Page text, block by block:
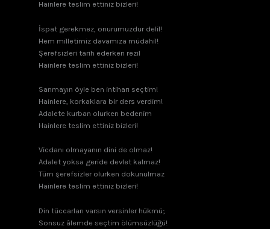
Hainlere teslim ettiniz bizleri!
İspat gerekmez, onurumuzdur delil!
Hem milletimiz davamıza müdahil!
Şerefsizleri tarih ederken rezil
Hainlere teslim ettiniz bizleri!
Sanmayın öyle ben intiharı seçtim!
Hainlere, korkaklara bir ders verdim!
Adalete kurban olurken bedenim
Hainlere teslim ettiniz bizleri!
Vicdanı olmayanın dini de olmaz!
Adalet yoksa geride devlet kalmaz!
Tüm şerefsizler olurken dokunulmaz
Hainlere teslim ettiniz bizleri!
Din tüccarları varsın versinler hükmü;
Sonsuz âlemde seçtim ölümsüzlüğü!